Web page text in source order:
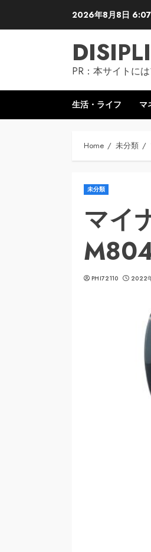
2026年8月8日
PR：本サイトに
生活・ライフ マ
Home 未分類
未分類
マイ
PHI72110 2022